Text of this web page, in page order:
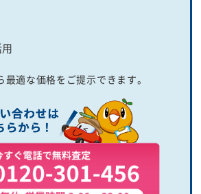
適な価格をご提示できます。